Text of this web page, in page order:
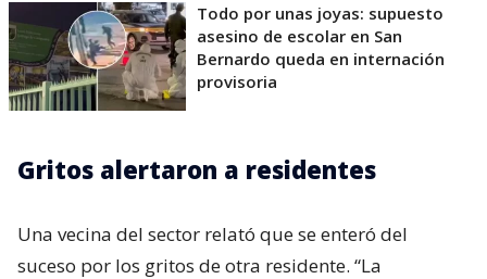
Todo por unas joyas: supuesto
asesino de escolar en San
Bernardo queda en internación
provisoria
Gritos alertaron a residentes
Una vecina del sector relató que se enteró del
suceso por los gritos de otra residente. “La